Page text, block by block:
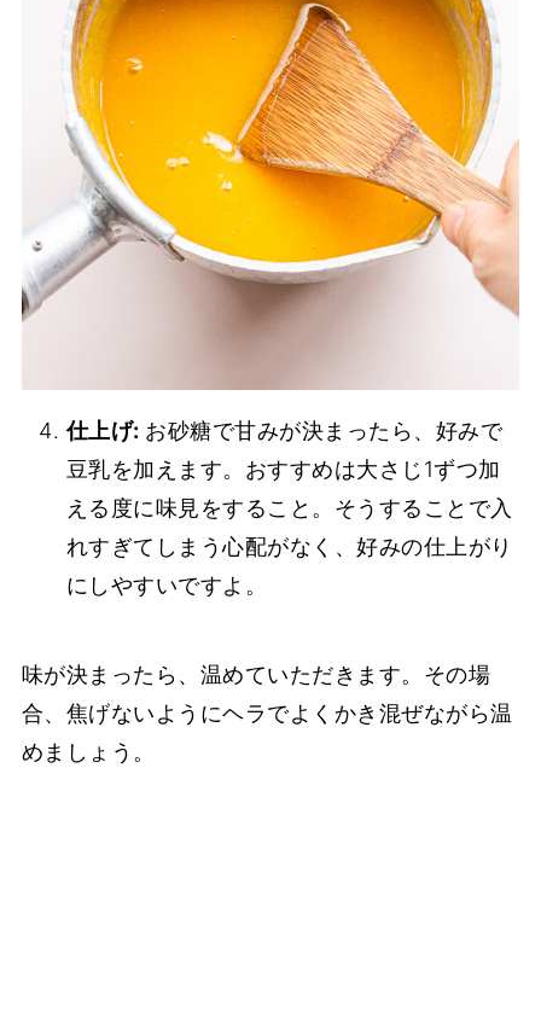
仕上げ: お砂糖で甘みが決まったら、好みで
豆乳を加えます。おすすめは大さじ1ずつ加
える度に味見をすること。そうすることで入
れすぎてしまう心配がなく、好みの仕上がり
にしやすいですよ。
味が決まったら、温めていただきます。その場
合、焦げないようにヘラでよくかき混ぜながら温
めましょう。